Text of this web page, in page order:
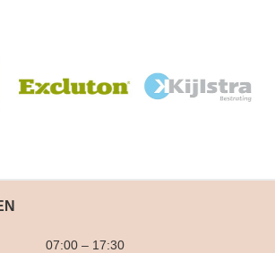
07:00 – 17:30